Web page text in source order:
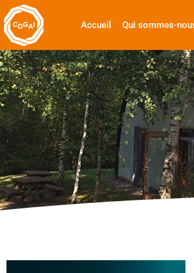
Accueil Qui sommes-